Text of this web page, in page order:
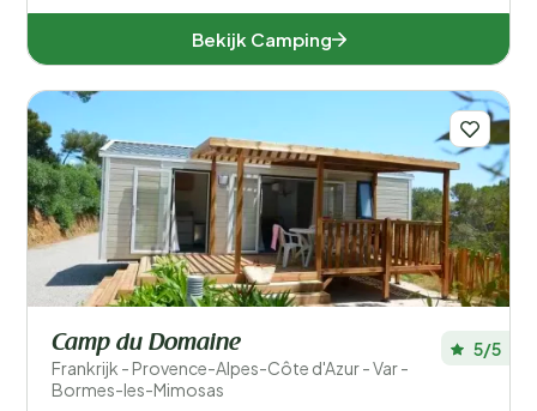
Bekijk Camping
Camp du Domaine
Frankrijk - Provence-Alpes-Côte d'Azur - Var -
Bormes-les-Mimosas
5/5